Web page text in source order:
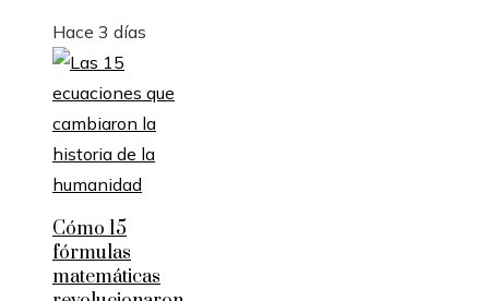
Hace 3 días
Cómo 15
fórmulas
matemáticas